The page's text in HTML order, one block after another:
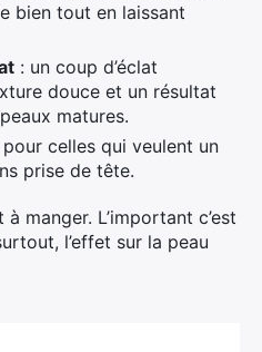
bien tout en laissant
: un coup d’éclat
douce et un résultat
matures.
pour celles qui veulent un
prise de tête.
manger. L’important c’est
l’effet sur la peau